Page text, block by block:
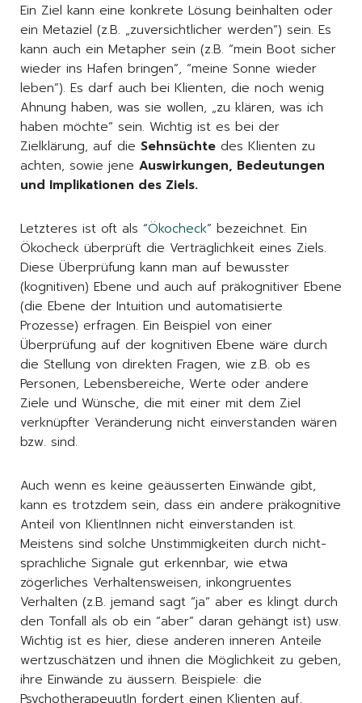
Ein Ziel kann eine konkrete Lösung beinhalten oder
ein Metaziel (z.B. „zuversichtlicher werden“) sein. Es
kann auch ein Metapher sein (z.B. “mein Boot sicher
wieder ins Hafen bringen”, “meine Sonne wieder
leben”). Es darf auch bei Klienten, die noch wenig
Ahnung haben, was sie wollen, „zu klären, was ich
haben möchte“ sein. Wichtig ist es bei der
Zielklärung, auf die Sehnsüchte des Klienten zu
achten, sowie jene Auswirkungen, Bedeutungen
und Implikationen des Ziels.
Letzteres ist oft als “Ökocheck” bezeichnet. Ein
Ökocheck überprüft die Verträglichkeit eines Ziels.
Diese Überprüfung kann man auf bewusster
(kognitiven) Ebene und auch auf präkognitiver Ebene
(die Ebene der Intuition und automatisierte
Prozesse) erfragen. Ein Beispiel von einer
Überprüfung auf der kognitiven Ebene wäre durch
die Stellung von direkten Fragen, wie z.B. ob es
Personen, Lebensbereiche, Werte oder andere
Ziele und Wünsche, die mit einer mit dem Ziel
verknüpfter Veränderung nicht einverstanden wären
bzw. sind.
Auch wenn es keine geäusserten Einwände gibt,
kann es trotzdem sein, dass ein andere präkognitive
Anteil von KlientInnen nicht einverstanden ist.
Meistens sind solche Unstimmigkeiten durch nicht-
sprachliche Signale gut erkennbar, wie etwa
zögerliches Verhaltensweisen, inkongruentes
Verhalten (z.B. jemand sagt “ja” aber es klingt durch
den Tonfall als ob ein “aber” daran gehängt ist) usw.
Wichtig ist es hier, diese anderen inneren Anteile
wertzuschätzen und ihnen die Möglichkeit zu geben,
ihre Einwände zu äussern. Beispiele: die
PsychotherapeuutIn fordert einen Klienten auf,